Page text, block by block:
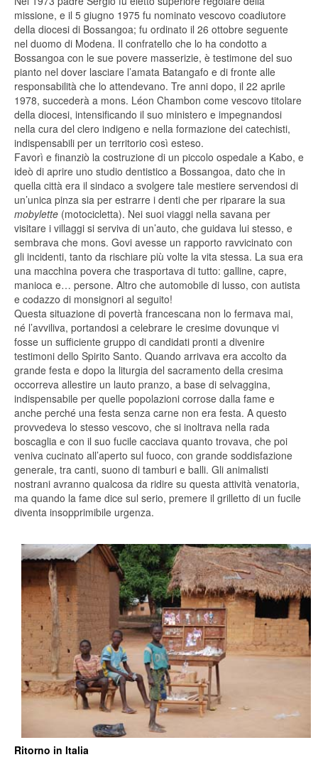
missione, e il 5 giugno 1975 fu nominato vescovo coadiutore
della diocesi di Bossangoa; fu ordinato il 26 ottobre seguente
nel duomo di Modena. Il confratello che lo ha condotto a
Bossangoa con le sue povere masserizie, è testimone del suo
pianto nel dover lasciare l’amata Batangafo e di fronte alle
responsabilità che lo attendevano. Tre anni dopo, il 22 aprile
1978, succederà a mons. Léon Chambon come vescovo titolare
della diocesi, intensificando il suo ministero e impegnandosi
nella cura del clero indigeno e nella formazione dei catechisti,
indispensabili per un territorio così esteso.
Favorì e finanziò la costruzione di un piccolo ospedale a Kabo, e
ideò di aprire uno studio dentistico a Bossangoa, dato che in
quella città era il sindaco a svolgere tale mestiere servendosi di
un’unica pinza sia per estrarre i denti che per riparare la sua
mobylette (motocicletta). Nei suoi viaggi nella savana per
visitare i villaggi si serviva di un’auto, che guidava lui stesso, e
sembrava che mons. Govi avesse un rapporto ravvicinato con
gli incidenti, tanto da rischiare più volte la vita stessa. La sua era
una macchina povera che trasportava di tutto: galline, capre,
manioca e… persone. Altro che automobile di lusso, con autista
e codazzo di monsignori al seguito!
Questa situazione di povertà francescana non lo fermava mai,
né l’avviliva, portandosi a celebrare le cresime dovunque vi
fosse un sufficiente gruppo di candidati pronti a divenire
testimoni dello Spirito Santo. Quando arrivava era accolto da
grande festa e dopo la liturgia del sacramento della cresima
occorreva allestire un lauto pranzo, a base di selvaggina,
indispensabile per quelle popolazioni corrose dalla fame e
anche perché una festa senza carne non era festa. A questo
provvedeva lo stesso vescovo, che si inoltrava nella rada
boscaglia e con il suo fucile cacciava quanto trovava, che poi
veniva cucinato all’aperto sul fuoco, con grande soddisfazione
generale, tra canti, suono di tamburi e balli. Gli animalisti
nostrani avranno qualcosa da ridire su questa attività venatoria,
ma quando la fame dice sul serio, premere il grilletto di un fucile
diventa insopprimibile urgenza.
Ritorno in Italia